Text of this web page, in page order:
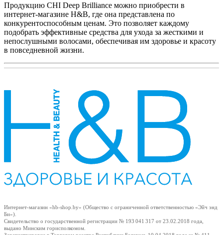
Продукцию CHI Deep Brilliance можно приобрести в
интернет-магазине H&B, где она представлена по
конкурентоспособным ценам. Это позволяет каждому
подобрать эффективные средства для ухода за жесткими и
непослушными волосами, обеспечивая им здоровье и красоту
в повседневной жизни.
Интернет-магазин «hb-shop.by» (Общество с ограниченной ответственностью «Эйч энд
Би»).
Свидетельство о государственной регистрации № 193 041 317 от 23.02.2018 года,
выдано Минским горисполкомом.